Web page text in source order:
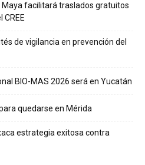
facilitará traslados gratuitos
CREE
de vigilancia en prevención del
BIO-MAS 2026 será en Yucatán
quedarse en Mérida
estrategia exitosa contra